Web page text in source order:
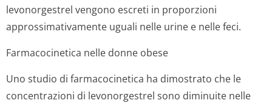
levonorgestrel vengono escreti in proporzioni
approssimativamente uguali nelle urine e nelle feci.
Farmacocinetica nelle donne obese
Uno studio di farmacocinetica ha dimostrato che le
concentrazioni di levonorgestrel sono diminuite nelle